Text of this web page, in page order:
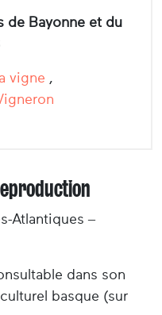
de Bayonne et du
vigne ,
Atlantiques –
dans son
basque (sur